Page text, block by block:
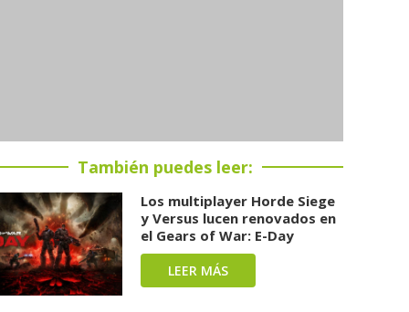
También puedes leer:
Los multiplayer Horde Siege
y Versus lucen renovados en
el Gears of War: E-Day
LEER MÁS